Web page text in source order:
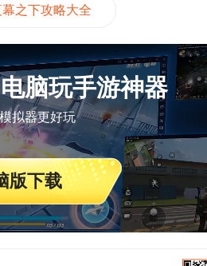
之下攻略大全
脑玩手游神器
拟器更好玩
版下载